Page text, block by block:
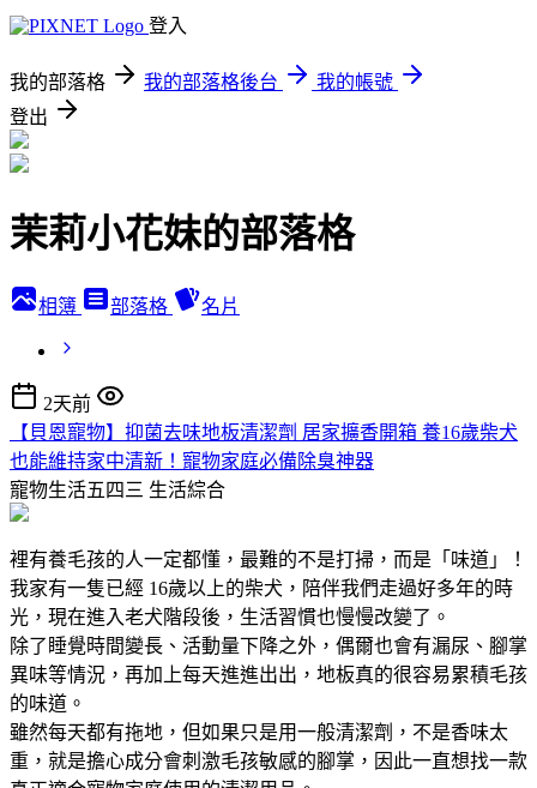
登入
我的部落格 我的部落格後台
我的帳號
登出
茉莉小花妹的部落格
相簿 部落格 名片
2天前
【貝恩寵物】抑菌去味地板清潔劑 居家擴香開箱 養16歲柴犬
也能維持家中清新！寵物家庭必備除臭神器
寵物生活五四三 生活綜合
裡有養毛孩的人一定都懂，最難的不是打掃，而是「味道」！
我家有一隻已經 16歲以上的柴犬，陪伴我們走過好多年的時
光，現在進入老犬階段後，生活習慣也慢慢改變了。
除了睡覺時間變長、活動量下降之外，偶爾也會有漏尿、腳掌
異味等情況，再加上每天進進出出，地板真的很容易累積毛孩
的味道。
雖然每天都有拖地，但如果只是用一般清潔劑，不是香味太
重，就是擔心成分會刺激毛孩敏感的腳掌，因此一直想找一款